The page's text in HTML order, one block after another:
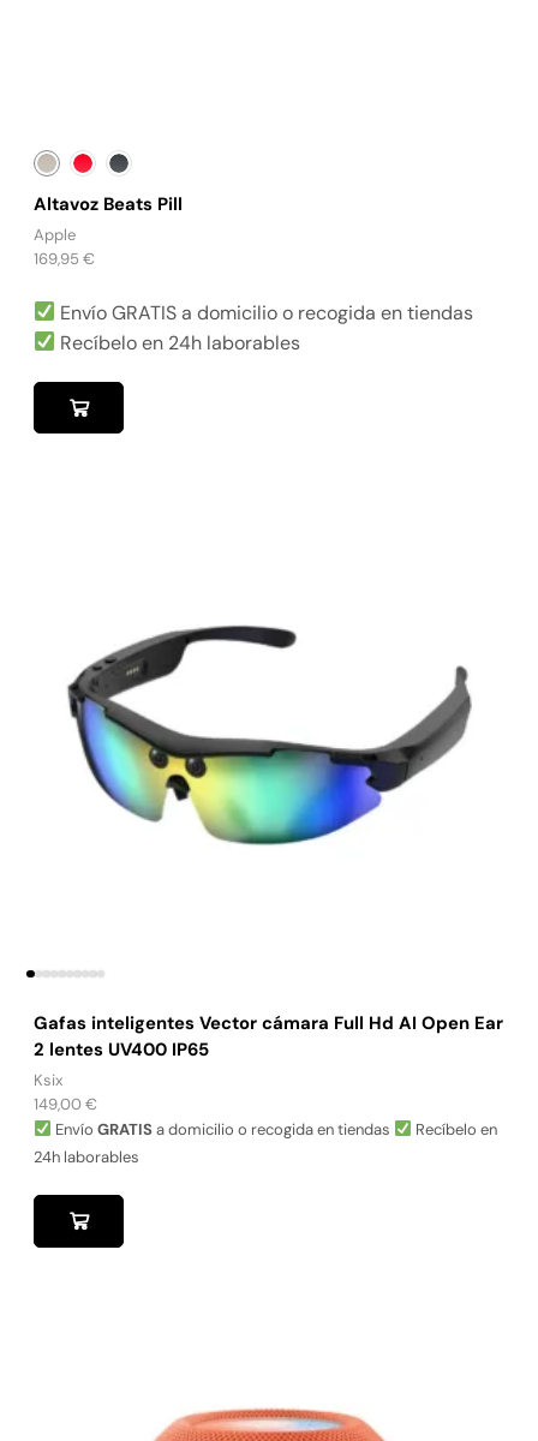
Altavoz Beats Pill
Apple
169,95 €
Envío GRATIS a domicilio o recogida en tiendas
Recíbelo en 24h laborables
Gafas inteligentes Vector cámara Full Hd AI Open Ear
2 lentes UV400 IP65
Ksix
149,00€
Envío GRATISa domicilio o recogida en tiendas
Recíbelo en
24h laborables